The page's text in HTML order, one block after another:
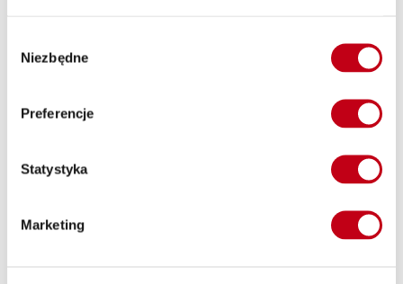
zgody
Niezbędne
Preferencje
Statystyka
Marketing
Catering dietetyczny z dostawą do biura lub
Ty - zamawiasz dietę za pomocą naszej strony lub aplikacji, my